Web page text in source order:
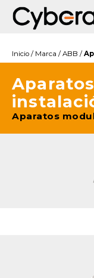
Inicio / Marca / ABB /
Aparatos